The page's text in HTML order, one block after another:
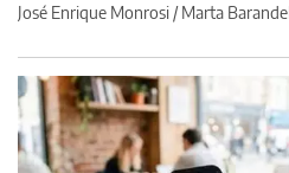
José Enrique Monrosi / Marta